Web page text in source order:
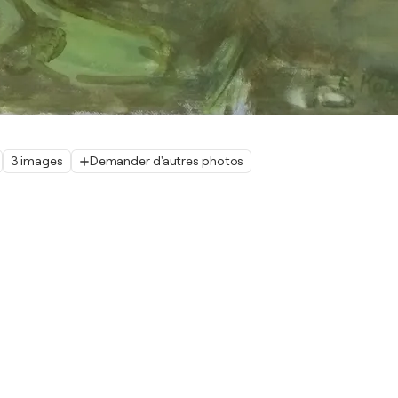
3 images Demander d'autres photos